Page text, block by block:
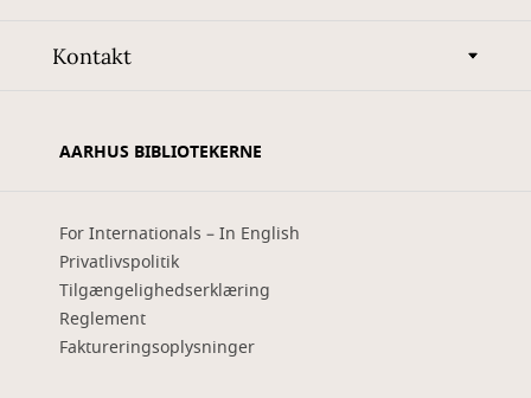
Kontakt
AARHUS BIBLIOTEKERNE
For Internationals – In English
Privatlivspolitik
Tilgængelighedserklæring
Reglement
Faktureringsoplysninger